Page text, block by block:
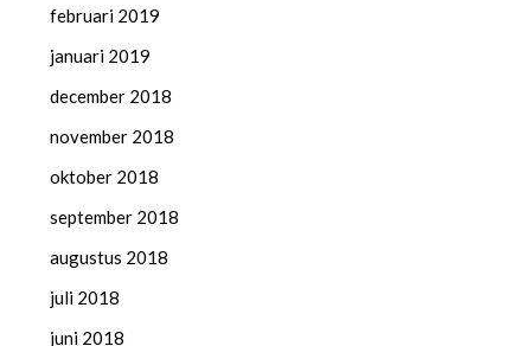
februari 2019
januari 2019
december 2018
november 2018
oktober 2018
september 2018
augustus 2018
juli 2018
juni 2018